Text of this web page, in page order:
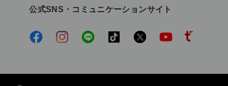
公式SNS・コミュニケーションサイト